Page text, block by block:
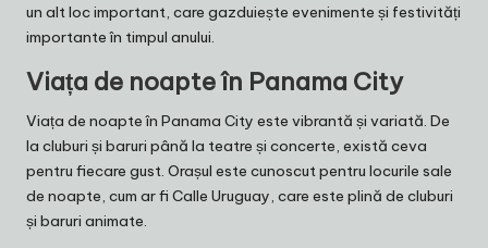
un alt loc important, care gazduiește evenimente și festivități
importante în timpul anului.
Viața de noapte în Panama City
Viața de noapte în Panama City este vibrantă și variată. De
la cluburi și baruri până la teatre și concerte, există ceva
pentru fiecare gust. Orașul este cunoscut pentru locurile sale
de noapte, cum ar fi Calle Uruguay, care este plină de cluburi
și baruri animate.